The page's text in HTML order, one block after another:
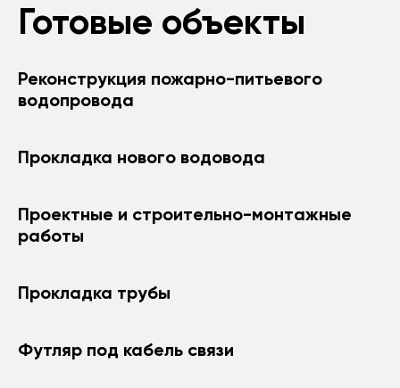
Готовые объекты
Реконструкция пожарно-питьевого
водопровода
Прокладка нового водовода
Проектные и строительно-монтажные
работы
Прокладка трубы
Футляр под кабель связи